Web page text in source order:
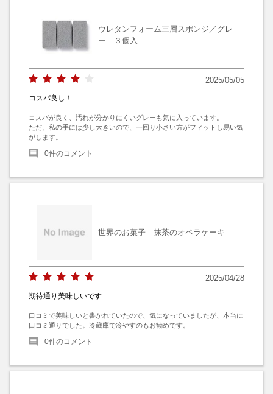
ウレタンフォーム三層スポンジ／グレ
ー ３個入
2025/05/05
コスパ良し！
コスパが良く、汚れが分かりにくいグレーも気に入っています。
ただ、私の手には少し大きいので、一回り小さい方がフィットし易い気
がします。
0件のコメント
世界のお菓子 抹茶のオペラケーキ
2025/04/28
期待通り美味しいです
口コミで美味しいと書かれていたので、気になっていましたが、本当に
口コミ通りでした。冷蔵庫で冷やすのもお勧めです。
0件のコメント